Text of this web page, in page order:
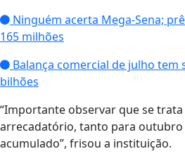
Ninguém acerta Mega-Sena;
165 milhões
Balança comercial de julho tem
bilhões
“Importante observar que se
arrecadatório, tanto para
acumulado”, frisou a instituição.